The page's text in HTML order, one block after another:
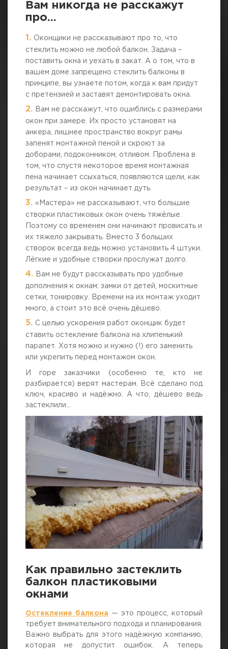
Вам никогда не расскажут
про…
Оконщики не рассказывают про то, что
стеклить можно не любой балкон. Задача –
поставить окна и уехать в закат. А о том, что в
вашем доме запрещено стеклить балконы в
принципе, вы узнаете потом, когда к вам придут
с претензией и заставят демонтировать окна.
Вам не расскажут, что ошиблись с размерами
окон при замере. Их просто установят на
анкера, лишнее пространство вокруг рамы
запенят монтажной пеной и скроют за
доборами, подоконником, отливом. Проблема в
том, что спустя некоторое время монтажная
пена начинает ссыхаться, появляются щели, как
результат – из окон начинает дуть.
«Мастера» не рассказывают, что большие
створки пластиковых окон очень тяжёлые.
Поэтому со временем они начинают провисать и
их тяжело закрывать. Вместо 3 больших
створок всегда ведь можно установить 4 штуки.
Лёгкие и удобные створки прослужат долго.
Вам не будут рассказывать про удобные
дополнения к окнам: замки от детей, москитные
сетки, тонировку. Времени на их монтаж уходит
много, а стоит это всё очень дёшево.
С целью ускорения работ оконщик будет
ставить остекление балкона на хлипенький
парапет. Хотя можно и нужно (!) его заменить
или укрепить перед монтажом окон.
И горе заказчики (особенно те, кто не
разбирается) верят мастерам. Всё сделано под
ключ, красиво и надёжно. А что, дёшево ведь
застеклили...
Как правильно застеклить
балкон пластиковыми
окнами
Остекление балкона — это процесс, который
требует внимательного подхода и планирования.
Важно выбрать для этого надёжную компанию,
которая не допустит ошибок. А теперь